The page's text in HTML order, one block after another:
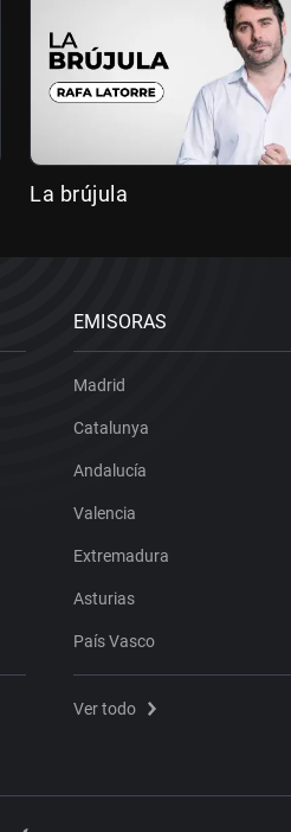
La brújula
EMISORAS
Madrid
Catalunya
Andalucía
Valencia
Extremadura
Asturias
País Vasco
Ver todo